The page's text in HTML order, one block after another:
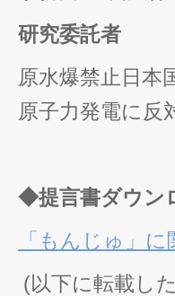
研究委託者
原水爆禁止日本
原子力発電に反
◆提言書ダウン
「もんじゅ」
(以下に転載し